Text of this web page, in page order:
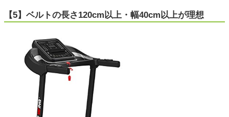
【5】ベルトの長さ120cm以上・幅40cm以上が理想